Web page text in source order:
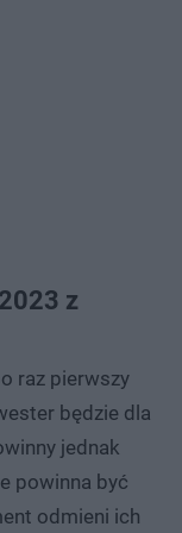
z
raz pierwszy
będzie dla
jednak
powinna być
odmieni ich